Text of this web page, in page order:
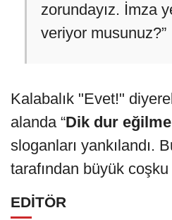
zorundayız. İmza
veriyor musunuz?”
Kalabalık "Evet!"
alanda “Dik dur
sloganları yankılandı.
tarafından büyük coşku
EDİTÖR